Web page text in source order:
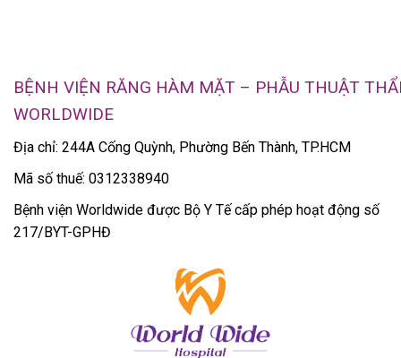
BỆNH VIỆN RĂNG HÀM MẶT – PHẪU THUẬT
WORLDWIDE
Địa chỉ: 244A Cống Quỳnh, Phường Bến Thành, TP.HCM
Mã số thuế: 0312338940
Bệnh viện Worldwide được Bộ Y Tế cấp phép hoạt động số
217/BYT-GPHĐ